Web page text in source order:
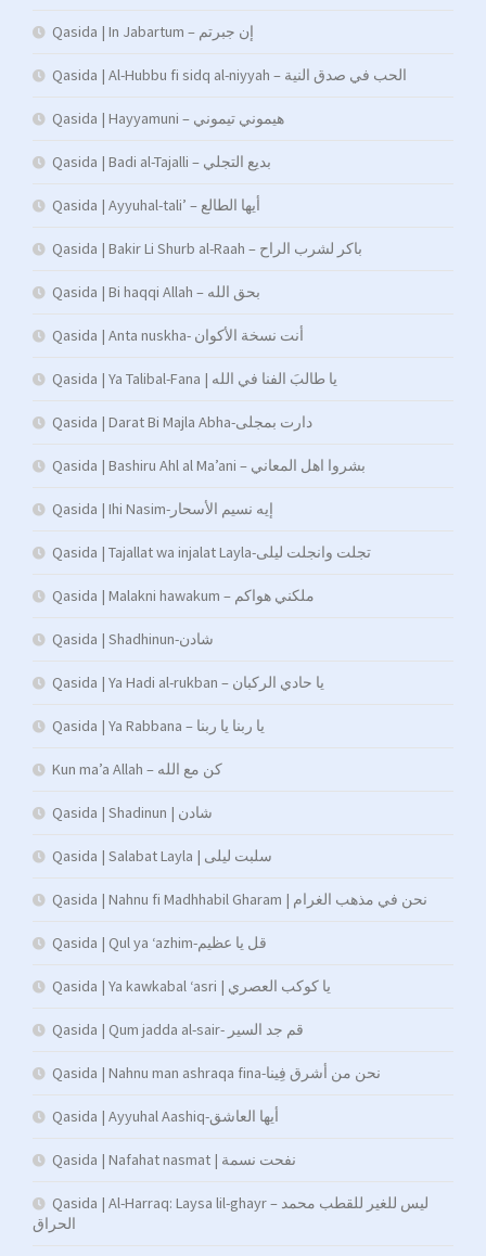
Qasida | In Jabartum – إن جبرتم
Qasida | Al-Hubbu fi sidq al-niyyah – الحب في صدق النية
Qasida | Hayyamuni – هيموني تيموني
Qasida | Badi al-Tajalli – بديع التجلي
Qasida | Ayyuhal-tali’ – أيها الطالع
Qasida | Bakir Li Shurb al-Raah – باكر لشرب الراح
Qasida | Bi haqqi Allah – بحق الله
Qasida | Anta nuskha- أنت نسخة الأكوان
Qasida | Ya Talibal-Fana | يا طالبَ الفنا في الله
Qasida | Darat Bi Majla Abha-دارت بمجلى
Qasida | Bashiru Ahl al Ma’ani – بشروا اهل المعاني
Qasida | Ihi Nasim-إيه نسيم الأسحار
Qasida | Tajallat wa injalat Layla-تجلت وانجلت ليلى
Qasida | Malakni hawakum – ملكني هواكم
Qasida | Shadhinun-شادن
Qasida | Ya Hadi al-rukban – يا حادي الركبان
Qasida | Ya Rabbana – يا ربنا يا ربنا
Kun ma’a Allah – كن مع الله
Qasida | Shadinun | شادن
Qasida | Salabat Layla | سلبت ليلى
Qasida | Nahnu fi Madhhabil Gharam | نحن في مذهب الغرام
Qasida | Qul ya ‘azhim-قل يا عظيم
Qasida | Ya kawkabal ‘asri | يا كوكب العصري
Qasida | Qum jadda al-sair- قم جد السير
Qasida | Nahnu man ashraqa fina-نحن من أشرق فِينا
Qasida | Ayyuhal Aashiq-أيها العاشق
Qasida | Nafahat nasmat | نفحت نسمة
Qasida | Al-Harraq: Laysa lil-ghayr – ليس للغير للقطب محمد
الحراق